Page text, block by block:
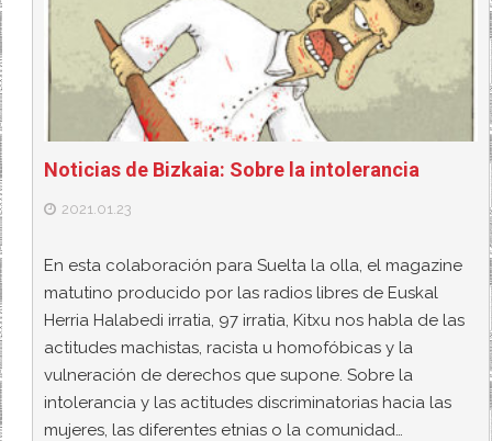
Noticias de Bizkaia: Sobre la intolerancia
2021.01.23
En esta colaboración para Suelta la olla, el magazine
matutino producido por las radios libres de Euskal
Herria Halabedi irratia, 97 irratia, Kitxu nos habla de las
actitudes machistas, racista u homofóbicas y la
vulneración de derechos que supone. Sobre la
intolerancia y las actitudes discriminatorias hacia las
mujeres, las diferentes etnias o la comunidad…